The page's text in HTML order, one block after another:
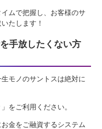
ムで把握し、お客様のサ
たします！
手放したくない方
モノのサントスは絶対に
をご利用ください。
金をご融資するシステム